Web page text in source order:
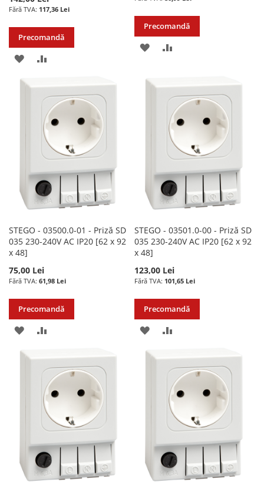
117,36 Lei
Precomandă
ADAUGATI
LISTA
DORINTE
COMPARARE
Precomandă
ADAUGATI
LISTA
DORINTE
COMPARARE
STEGO - 03500.0-01 - Priză SD
035 230-240V AC IP20 [62 x 92
x 48]
75,00 Lei
61,98 Lei
Precomandă
ADAUGATI
LISTA
DORINTE
COMPARARE
STEGO - 03501.0-00 - Priză SD
035 230-240V AC IP20 [62 x 92
x 48]
123,00 Lei
101,65 Lei
Precomandă
ADAUGATI
LISTA
DORINTE
COMPARARE